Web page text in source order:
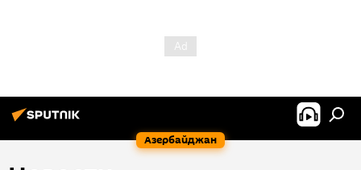
Азербайджан